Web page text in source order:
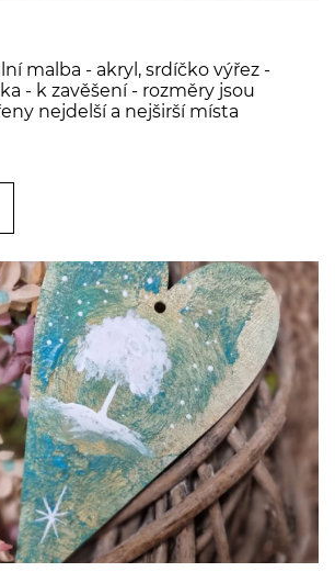
malba - akryl, srdíčko výřez -
- k zavěšení - rozměry jsou
nejdelší a nejširší místa